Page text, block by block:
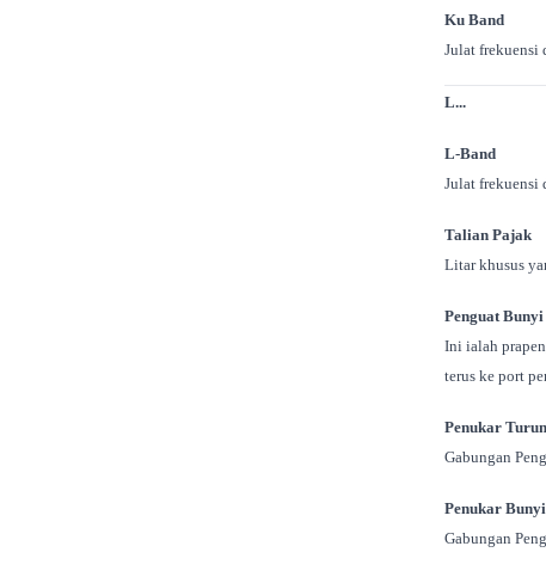
Ku Band
Julat frekuensi
L...
L-Band
Julat frekuensi
Talian Pajak
Litar khusus
Penguat
Ini ialah
terus ke port
Penukar
Gabungan
Penukar
Gabungan